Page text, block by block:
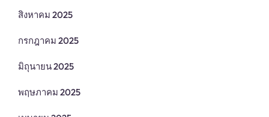
สิงหาคม 2025
กรกฎาคม 2025
มิถุนายน 2025
พฤษภาคม 2025